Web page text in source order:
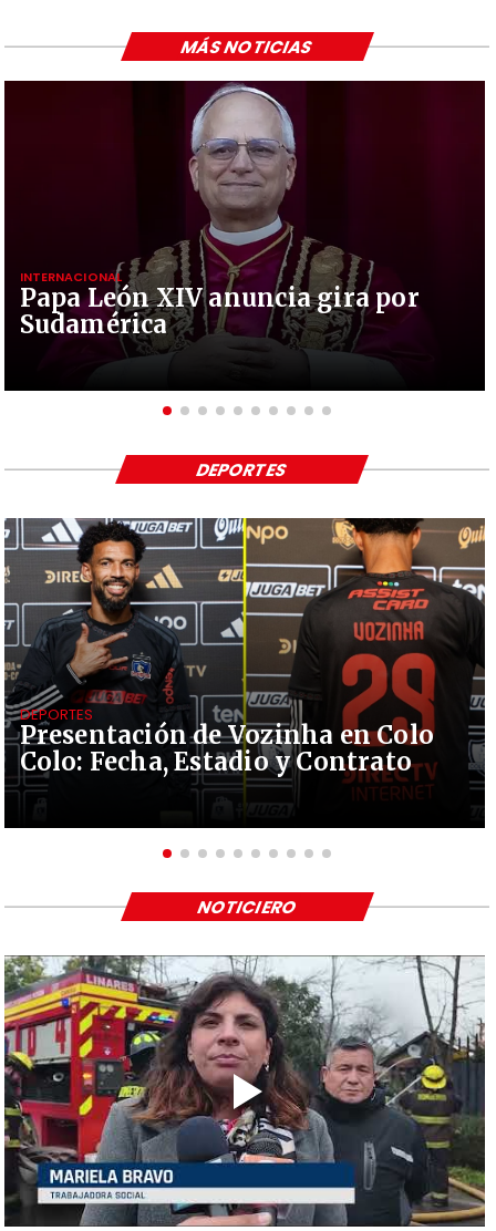
Papa León XIV anuncia gira por
Sudamérica
INTERNACIONAL
MÁS NOTICIAS
Presentación de Vozinha en Colo
Colo: Fecha, Estadio y Contrato
DEPORTES
DEPORTES
NOTICIERO